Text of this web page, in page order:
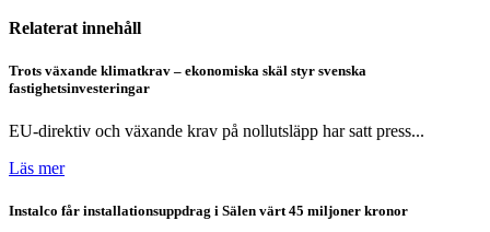
Relaterat innehåll
Trots växande klimatkrav – ekonomiska skäl styr svenska
fastighetsinvesteringar
EU-direktiv och växande krav på nollutsläpp har satt press...
Läs mer
Instalco får installationsuppdrag i Sälen värt 45 miljoner kronor